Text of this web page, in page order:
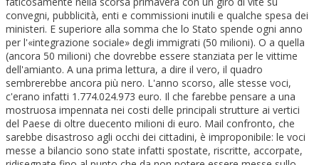
convegni, pubblicità, enti e commissioni inutili e qualche spesa dei
ministeri. E superiore alla somma che lo Stato spende ogni anno
per l'«integrazione sociale» degli immigrati (50 milioni). O a quella
(ancora 50 milioni) che dovrebbe essere stanziata per le vittime
dell'amianto. A una prima lettura, a dire il vero, il quadro
sembrerebbe ancora più nero. L'anno scorso, alle stesse voci,
c'erano infatti 1.774.024.973 euro. Il che farebbe pensare a una
mostruosa impennata nei costi delle principali strutture ai vertici
del Paese di oltre duecento milioni di euro. Mail confronto, che
sarebbe disastroso agli occhi dei cittadini, è improponibile: le voci
messe a bilancio sono state infatti spostate, riscritte, accorpate,